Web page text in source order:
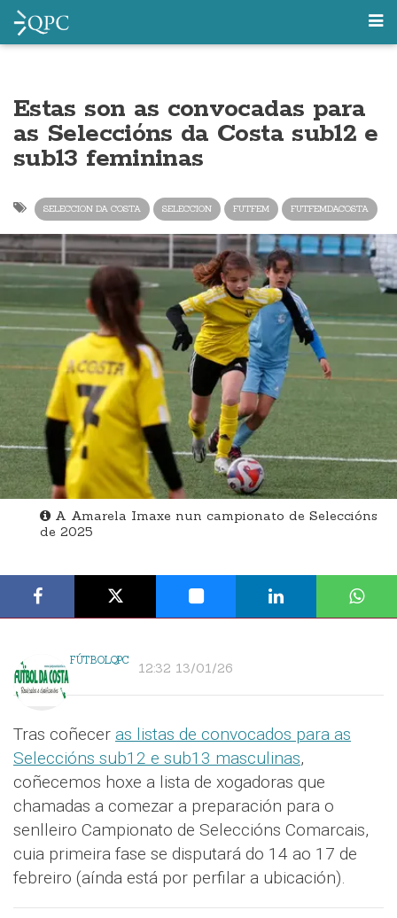
Estas son as convocadas para
as Seleccións da Costa sub12 e
sub13 femininas
SELECCION DA COSTA SELECCION FUTFEM FUTFEMDACOSTA
A Amarela Imaxe nun campionato de Seleccións
de 2025
FÚTBOLQPC 12:32 13/01/26
Tras coñecer as listas de convocados para as
Seleccións sub12 e sub13 masculinas,
coñecemos hoxe a lista de xogadoras que
chamadas a comezar a preparación para o
senlleiro Campionato de Seleccións Comarcais,
cuia primeira fase se disputará do 14 ao 17 de
febreiro (aínda está por perfilar a ubicación).